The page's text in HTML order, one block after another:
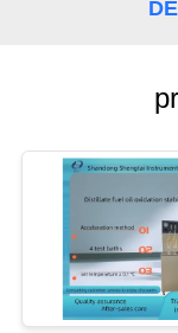
POLICY